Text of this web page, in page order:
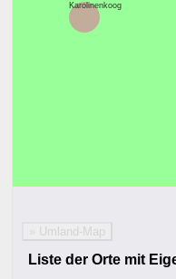
Karolinenkoog
» Umland-Map
Liste der Orte mit